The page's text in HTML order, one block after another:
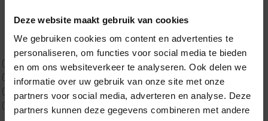
Deze website maakt gebruik van cookies
We gebruiken cookies om content en advertenties te
personaliseren, om functies voor social media te bieden
en om ons websiteverkeer te analyseren. Ook delen we
informatie over uw gebruik van onze site met onze
partners voor social media, adverteren en analyse. Deze
partners kunnen deze gegevens combineren met andere
Koudschuim
Latex
Traagschuim
Tweepersoons 1 kern
Tweepersoons 1 kern product
Tweepersoons 2 kernen
Webshop Only Collectie
×